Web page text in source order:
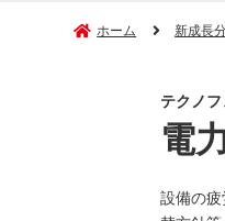
プレスリリース
ホーム 新成長
テクノ
電
設備の